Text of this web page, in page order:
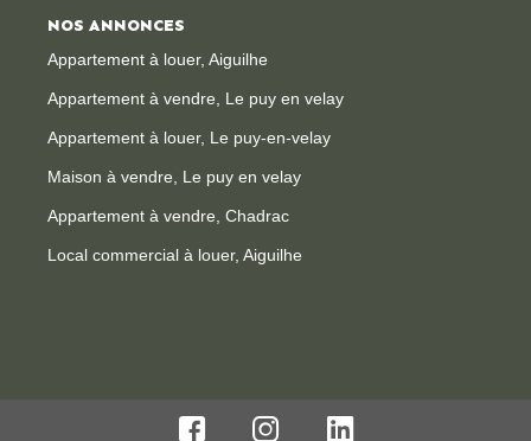
NOS ANNONCES
Appartement à louer, Aiguilhe
Appartement à vendre, Le puy en velay
Appartement à louer, Le puy-en-velay
Maison à vendre, Le puy en velay
Appartement à vendre, Chadrac
Local commercial à louer, Aiguilhe